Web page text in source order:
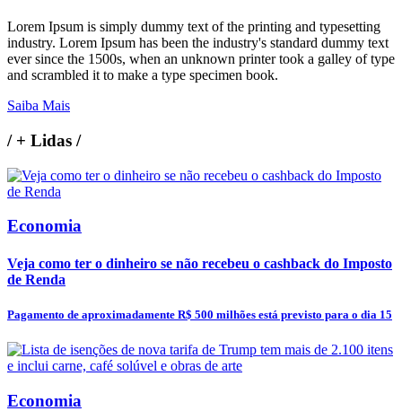
Lorem Ipsum is simply dummy text of the printing and typesetting
industry. Lorem Ipsum has been the industry's standard dummy text
ever since the 1500s, when an unknown printer took a galley of type
and scrambled it to make a type specimen book.
Saiba Mais
/+ Lidas /
Economia
Veja como ter o dinheiro se não recebeu o cashback do Imposto
de Renda
Pagamento de aproximadamente R$ 500 milhões está previsto para o dia 15
Economia